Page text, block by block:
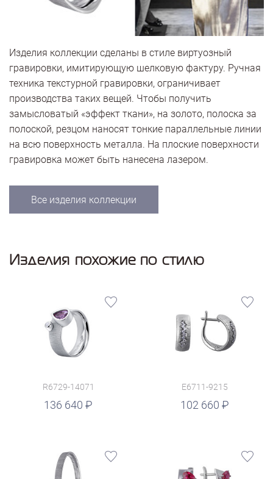
Изделия коллекции сделаны в стиле виртуозный
гравировки, имитирующую шелковую фактуру. Ручная
техника текстурной гравировки, ограничивает
производства таких вещей. Чтобы получить
замысловатый «эффект ткани», на золото, полоска за
полоской, резцом наносят тонкие параллельные линии
на всю поверхность металла. На плоские поверхности
гравировка может быть нанесена лазером.
Все изделия коллекции
Изделия похожие по стилю
R6729-14071
136 640
E6711-9215
102 660
руб.